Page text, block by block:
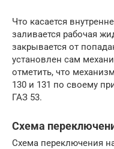
Что касается
заливается рабочая
закрывается от
установлен сам
отметить, что
130 и 131 по своему
ГАЗ 53.
Схема
Схема переключения